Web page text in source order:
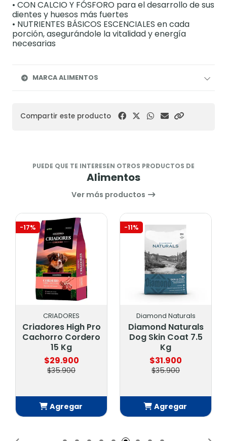
• CON CALCIO Y FÓSFORO para el desarrollo de sus
dientes y huesos más fuertes
• NUTRIENTES BÁSICOS ESCENCIALES en cada
porción, asegurándole la vitalidad y energía
necesarias
MARCA ALIMENTOS
Compartir este producto
PUEDE QUE TE INTERESEN OTROS PRODUCTOS DE
Alimentos
Ver más productos
-17%
CRIADORES
Criadores High Pro
Cachorro Cordero
15 Kg
$29.900
$35.900
Agregar
-11%
Diamond Naturals
Diamond Naturals
Dog Skin Coat 7.5
Kg
$31.900
$35.900
Agregar